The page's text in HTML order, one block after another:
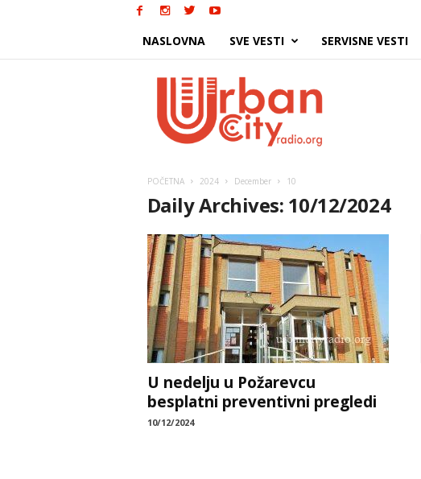
NASLOVNA SVE VESTI SERVISNE VESTI
POČETNA 2024 December 10
Daily Archives: 10/12/2024
U nedelju u Požarevcu
besplatni preventivni pregledi
10/12/2024